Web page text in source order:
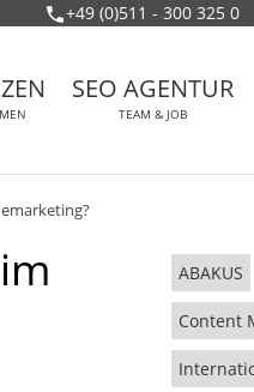
+49 (0)511 - 300 325 0
SEO AGENTUR
TEAM & JOB
ABAKUS
Content